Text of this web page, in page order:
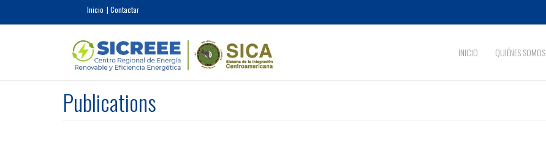
Pasar al contenido principalInicio Contactar
INICIO QUIÉNES SOMOS
Publications